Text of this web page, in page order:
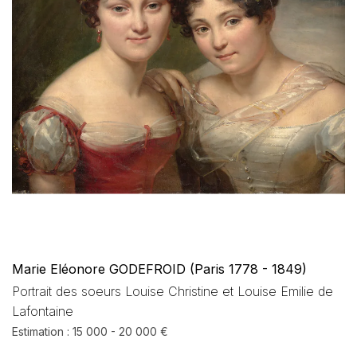
Marie Eléonore GODEFROID (Paris 1778 - 1849)
Portrait des soeurs Louise Christine et Louise Emilie de
Lafontaine
Estimation : 15 000 - 20 000 €